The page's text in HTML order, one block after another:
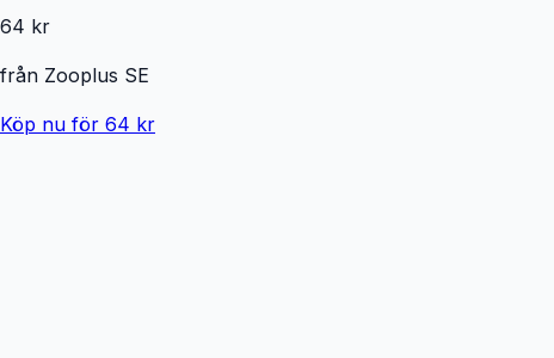
64 kr
från Zooplus SE
Köp nu för 64 kr